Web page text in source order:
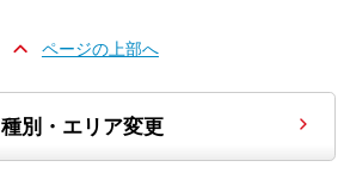
ページの上部へ
種別・エリア変更